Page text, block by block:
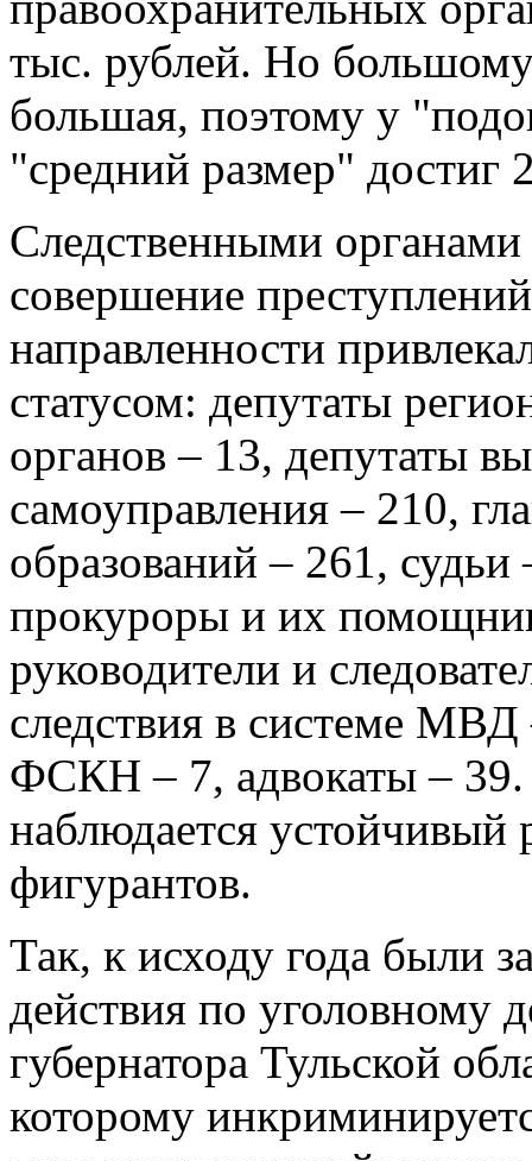
тыс. рублей. Но
большая, поэтому у
"средний размер" достиг
Следственными
совершение
направленности
статусом: депутаты
органов – 13, депутаты
самоуправления – 210,
образований – 261,
прокуроры и их
руководители и
следствия в системе МВД
ФСКН – 7, адвокаты –
наблюдается устойчивый
фигурантов.
Так, к исходу года были
действия по уголовному
губернатора Тульской
которому